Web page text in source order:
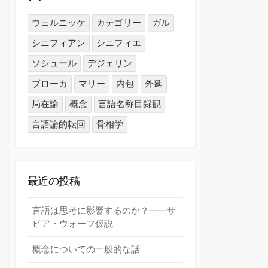
ウェルニッケ カテゴリー
ガル
シニフィアン
シニフィエ
ソシュール
デジェリン
ブローカ
マリー 内包
外延
局在論
概念
言語名称目録観
言語論的転回
骨相学
最近の投稿
言語は思考に影響するのか？――サ
ピア・ウォーフ仮説
概念についての一般的な話